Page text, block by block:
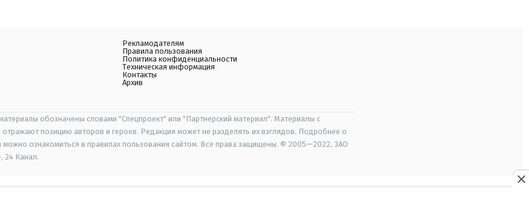
Рекламодателям
Правила пользования
Политика конфиденциальности
Техническая информация
Контакты
Архив
обозначены словами "Спецпроект" или "Партнерский материал". Материалы с
позицию авторов и героев. Редакция может не разделять их взглядов. Подробнее о
можно ознакомиться в правилах пользования сайтом. Все права защищены. © 2005—2022, ЗАО
24 Канал.